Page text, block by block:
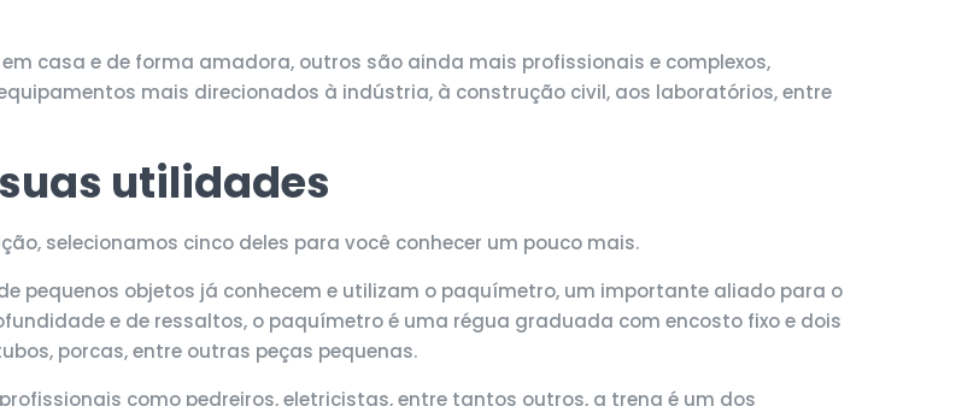
casa e de forma amadora, outros são ainda mais profissionais e complexos,
mais direcionados à indústria, à construção civil, aos laboratórios, entre
utilidades
selecionamos cinco deles para você conhecer um pouco mais.
pequenos objetos já conhecem e utilizam o paquímetro, um importante aliado para o
e de ressaltos, o paquímetro é uma régua graduada com encosto fixo e dois
porcas, entre outras peças pequenas.
como pedreiros, eletricistas, entre tantos outros, a trena é um dos